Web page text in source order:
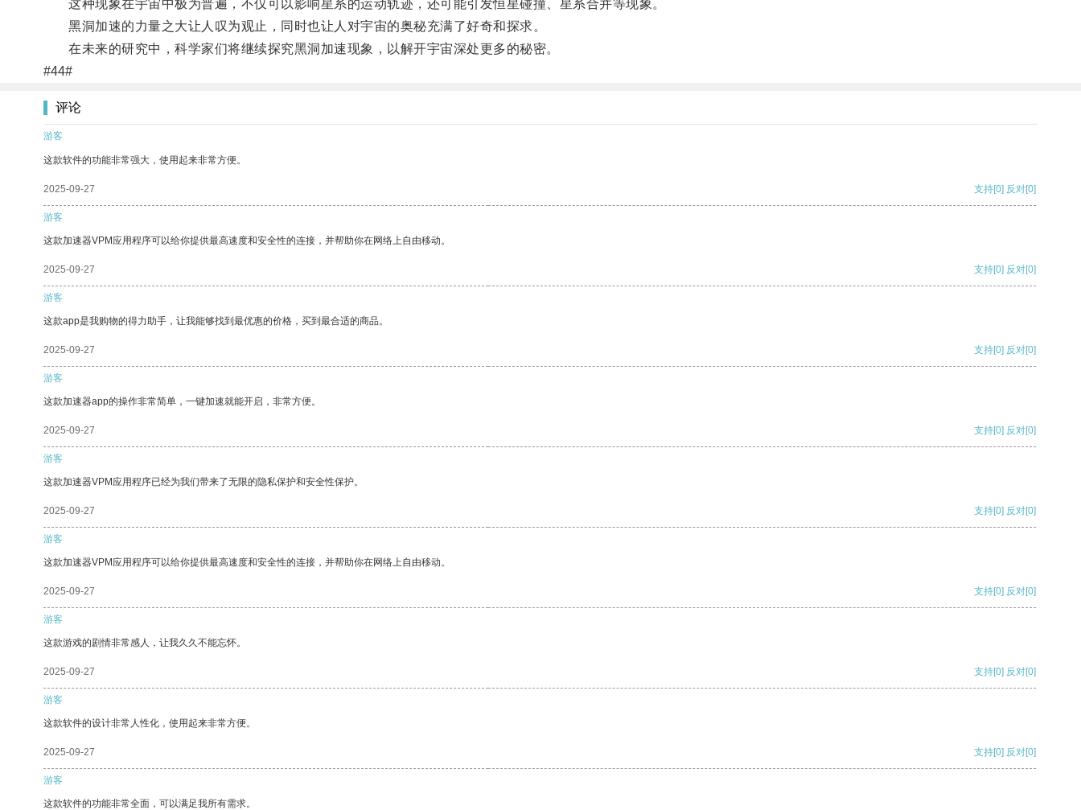
这种现象在宇宙中极为普遍，不仅可以影响星系的运动轨迹，还可能引发恒星碰撞、星系合并等现象。
黑洞加速的力量之大让人叹为观止，同时也让人对宇宙的奥秘充满了好奇和探求。
在未来的研究中，科学家们将继续探究黑洞加速现象，以解开宇宙深处更多的秘密。
#44#
评论
游客
这款软件的功能非常强大，使用起来非常方便。
2025-09-27 支持[0] 反对[0]
游客
这款加速器VPM应用程序可以给你提供最高速度和安全性的连接，并帮助你在网络上自由移动。
2025-09-27 支持[0] 反对[0]
游客
这款app是我购物的得力助手，让我能够找到最优惠的价格，买到最合适的商品。
2025-09-27 支持[0] 反对[0]
游客
这款加速器app的操作非常简单，一键加速就能开启，非常方便。
2025-09-27 支持[0] 反对[0]
游客
这款加速器VPM应用程序已经为我们带来了无限的隐私保护和安全性保护。
2025-09-27 支持[0] 反对[0]
游客
这款加速器VPM应用程序可以给你提供最高速度和安全性的连接，并帮助你在网络上自由移动。
2025-09-27 支持[0] 反对[0]
游客
这款游戏的剧情非常感人，让我久久不能忘怀。
2025-09-27 支持[0] 反对[0]
游客
这款软件的设计非常人性化，使用起来非常方便。
2025-09-27 支持[0] 反对[0]
游客
这款软件的功能非常全面，可以满足我所有需求。